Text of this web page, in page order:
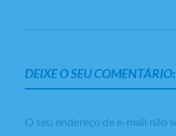
DEIXE O SEU COMENTÁRIO:
O seu endereço de e-mail não